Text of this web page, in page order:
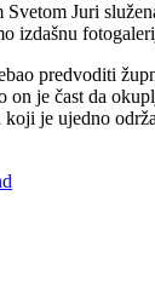
Juri
izdašnu
predvoditi
je čast da
je ujedno